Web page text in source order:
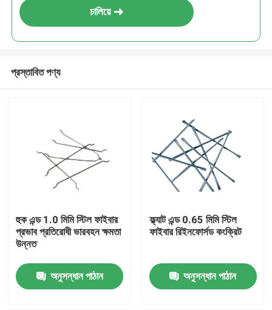
চালিয়ে
প্রস্তাবিত পণ্য
হুক এন্ড 1.0 মিমি স্টিল ফাইবার
প্রভাব প্রতিরোধী ভারবহন ক্ষমতা
উন্নত
অনুসন্ধান পাঠান
ফ্ল্যাট এন্ড 0.65 মিমি স্টিল
ফাইবার রিইনফোর্সড কংক্রিট
অনুসন্ধান পাঠান